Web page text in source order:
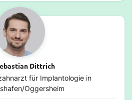
Dittrich
für Implantologie in
Oggersheim